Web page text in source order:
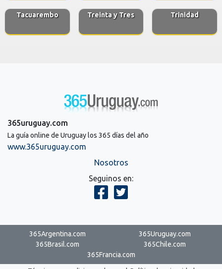
Tacuarembo Treinta y Tres Trinidad
365uruguay.com
La guía online de Uruguay los 365 días del año
www.365uruguay.com
Nosotros
Seguinos en:
365Argentina.com
365Uruguay.com
365Brasil.com
365Chile.com
365Francia.com